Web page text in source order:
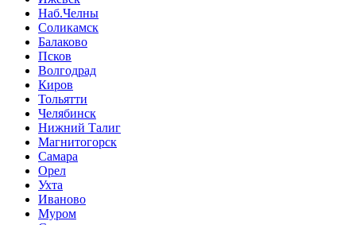
Наб.Челны
Соликамск
Балаково
Псков
Волгодрад
Киров
Тольятти
Челябинск
Нижний Талиг
Магнитогорск
Самара
Орел
Ухта
Иваново
Муром